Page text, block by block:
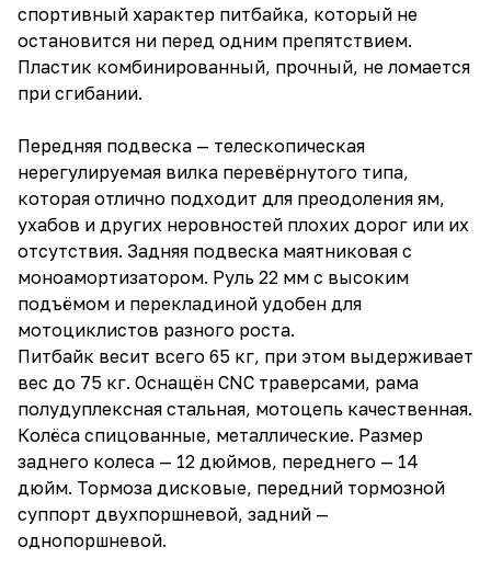
спортивный характер питбайка, который не
остановится ни перед одним препятствием.
Пластик комбинированный, прочный, не ломается
при сгибании.
Передняя подвеска — телескопическая
нерегулируемая вилка перевёрнутого типа,
которая отлично подходит для преодоления ям,
ухабов и других неровностей плохих дорог или их
отсутствия. Задняя подвеска маятниковая с
моноамортизатором. Руль 22 мм с высоким
подъёмом и перекладиной удобен для
мотоциклистов разного роста.
Питбайк весит всего 65 кг, при этом выдерживает
вес до 75 кг. Оснащён CNC траверсами, рама
полудуплексная стальная, мотоцепь качественная.
Колёса спицованные, металлические. Размер
заднего колеса — 12 дюймов, переднего — 14
дюйм. Тормоза дисковые, передний тормозной
суппорт двухпоршневой, задний —
однопоршневой.